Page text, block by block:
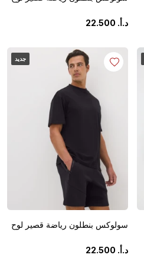
د.أ. 22.500
جديد
سولوكس بنطلون رياضة قصير لوح
د.أ. 22.500